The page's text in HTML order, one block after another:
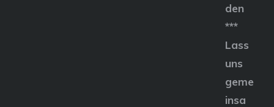
den
***
Lass
uns
geme
insa